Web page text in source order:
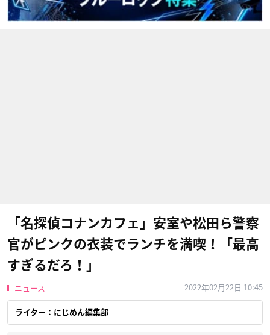
「名探偵コナンカフェ」安室や松田ら警察
官がピンクの衣装でランチを満喫！「最高
すぎるだろ！」
ニュース 2022年02月22日 10:45
ライター：にじめん編集部